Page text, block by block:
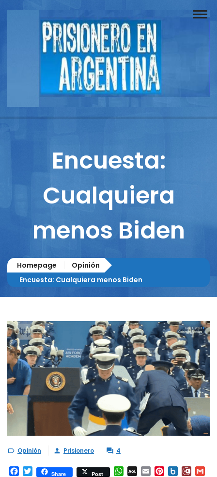
Buscador
Documentos
Columnistas
Encuesta:
Cualquiera
menos Biden
Homepage
Opinión
Encuesta: Cualquiera menos Biden
 Opinión  Prisionero  4
Facebook
TwitterShare Post WhatsApp
AOL Email Pinterest
Box.net